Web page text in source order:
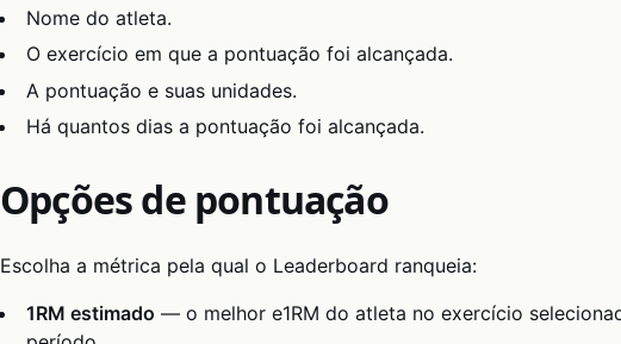
Nome do atleta.
O exercício em que a pontuação foi alcançada.
A pontuação e suas unidades.
Há quantos dias a pontuação foi alcançada.
Opções de pontuação
Escolha a métrica pela qual o Leaderboard ranqueia:
1RM estimado — o melhor e1RM do atleta no exercício